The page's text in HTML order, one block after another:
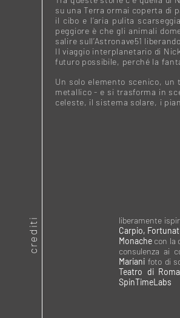
su una Terra ormai coperta di
il cibo e l’aria pulita
peggiore è che gli animali
salire sull’Astronave51
Il viaggio interplanetario di
futuro possibile, perché la
Un solo elemento scenico,
metallico - e si trasforma in
celeste, il sistema solare, i
crediti
liberamente
Carpio,
Monache con la
consulenza ai
Mariani foto di
Teatro di Roma
SpinTimeLabs